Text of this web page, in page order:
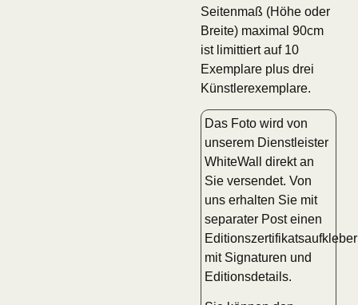
Seitenmaß (Höhe oder
Breite) maximal 90cm
ist limittiert auf 10
Exemplare plus drei
Künstlerexemplare.
Das Foto wird von
unserem Dienstleister
WhiteWall direkt an
Sie versendet. Von
uns erhalten Sie mit
separater Post einen
Editionszertifikatsaufkleber
mit Signaturen und
Editionsdetails.